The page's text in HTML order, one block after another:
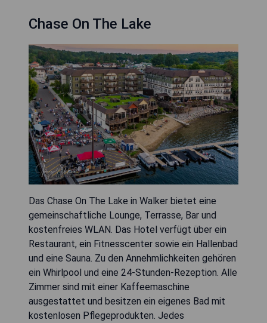
Chase On The Lake
Das Chase On The Lake in Walker bietet eine
gemeinschaftliche Lounge, Terrasse, Bar und
kostenfreies WLAN. Das Hotel verfügt über ein
Restaurant, ein Fitnesscenter sowie ein Hallenbad
und eine Sauna. Zu den Annehmlichkeiten gehören
ein Whirlpool und eine 24-Stunden-Rezeption. Alle
Zimmer sind mit einer Kaffeemaschine
ausgestattet und besitzen ein eigenes Bad mit
kostenlosen Pflegeprodukten. Jedes